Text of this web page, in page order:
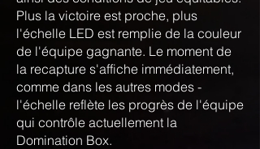
Plus la victoire est proche, plus
l'échelle LED est remplie de la couleur
de l'équipe gagnante. Le moment de
la recapture s'affiche immédiatement,
comme dans les autres modes -
l'échelle reflète les progrès de l'équipe
qui contrôle actuellement la
Domination Box.